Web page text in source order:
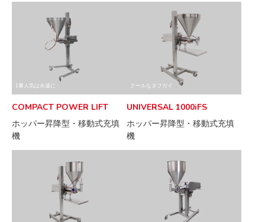
1番人気は永遠に
COMPACT POWER LIFT
ホッパー昇降型・移動式充填
機
クールなタフガイ
UNIVERSAL 1000iFS
ホッパー昇降型・移動式充填
機